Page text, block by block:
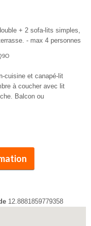
+ 2 sofa-lits simples,
- max 4 personnes
cuisine et canapé-lit
à coucher avec lit
Balcon ou
12.8881859779358